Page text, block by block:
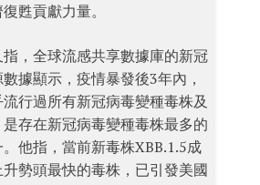
甦貢獻力量。
，全球流感共享數據庫的新冠
據顯示，疫情暴發後3年內，
行過所有新冠病毒變種毒株及
存在新冠病毒變種毒株最多的
他指，當前新毒株XBB.1.5成
勢頭最快的毒株，已引發美國